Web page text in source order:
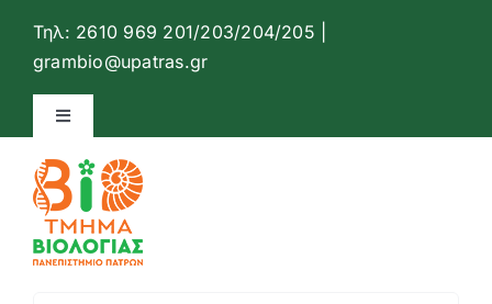
περιεχόμενο
Τηλ: 2610 969 201/203/204/205 |
grambio@upatras.gr
Toggle
Ιστότοπος Τμήματος Βιολογίας
Επικοινωνία